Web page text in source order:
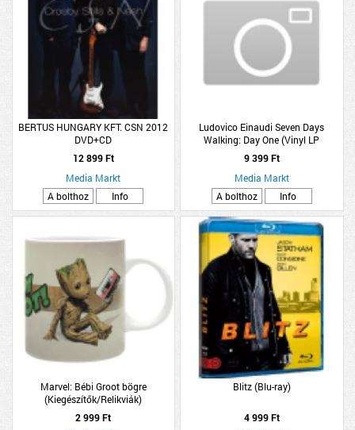
BERTUS HUNGARY KFT. CSN 2012
DVD+CD
12 899 Ft
Media Markt
A bolthoz
Info
Ludovico Einaudi Seven Days
Walking: Day One (Vinyl LP
(nagylemez))
9 399 Ft
Media Markt
A bolthoz
Info
Marvel: Bébi Groot bögre
(Kiegészítők/Relikviák)
2 999 Ft
Blitz (Blu-ray)
4 999 Ft